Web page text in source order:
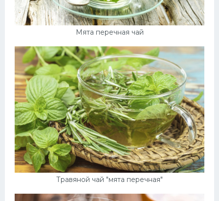
Мята перечная чай
Травяной чай "мята перечная"